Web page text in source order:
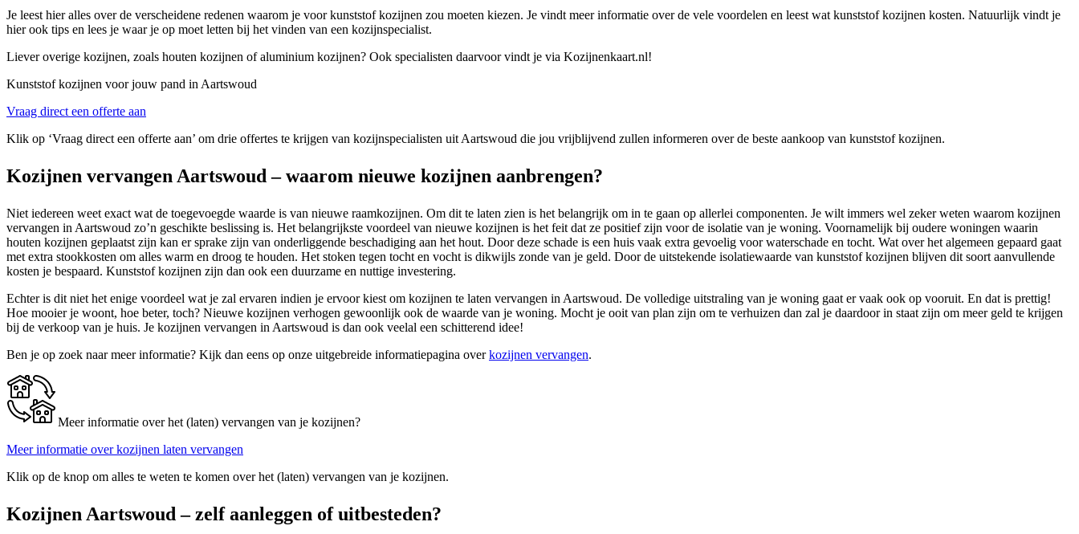
Je leest hier alles over de verscheidene redenen waarom je voor kunststof kozijnen zou moeten kiezen. Je vindt meer informatie over de vele voordelen en leest wat kunststof kozijnen kosten. Natuurlijk vindt je
hier ook tips en lees je waar je op moet letten bij het vinden van een kozijnspecialist.
Liever overige kozijnen, zoals houten kozijnen of aluminium kozijnen? Ook specialisten daarvoor vindt je via Kozijnenkaart.nl!
Kunststof kozijnen voor jouw pand in Aartswoud
Vraag direct een offerte aan
Klik op ‘Vraag direct een offerte aan’ om drie offertes te krijgen van kozijnspecialisten uit Aartswoud die jou vrijblijvend zullen informeren over de beste aankoop van kunststof kozijnen.
Kozijnen vervangen Aartswoud – waarom nieuwe kozijnen aanbrengen?
Niet iedereen weet exact wat de toegevoegde waarde is van nieuwe raamkozijnen. Om dit te laten zien is het belangrijk om in te gaan op allerlei componenten. Je wilt immers wel zeker weten waarom kozijnen
vervangen in Aartswoud zo’n geschikte beslissing is. Het belangrijkste voordeel van nieuwe kozijnen is het feit dat ze positief zijn voor de isolatie van je woning. Voornamelijk bij oudere woningen waarin
houten kozijnen geplaatst zijn kan er sprake zijn van onderliggende beschadiging aan het hout. Door deze schade is een huis vaak extra gevoelig voor waterschade en tocht. Wat over het algemeen gepaard gaat
met extra stookkosten om alles warm en droog te houden. Het stoken tegen tocht en vocht is dikwijls zonde van je geld. Door de uitstekende isolatiewaarde van kunststof kozijnen blijven dit soort aanvullende
kosten je bespaard. Kunststof kozijnen zijn dan ook een duurzame en nuttige investering.
Echter is dit niet het enige voordeel wat je zal ervaren indien je ervoor kiest om kozijnen te laten vervangen in Aartswoud. De volledige uitstraling van je woning gaat er vaak ook op vooruit. En dat is prettig!
Hoe mooier je woont, hoe beter, toch? Nieuwe kozijnen verhogen gewoonlijk ook de waarde van je woning. Mocht je ooit van plan zijn om te verhuizen dan zal je daardoor in staat zijn om meer geld te krijgen
bij de verkoop van je huis. Je kozijnen vervangen in Aartswoud is dan ook veelal een schitterend idee!
Ben je op zoek naar meer informatie? Kijk dan eens op onze uitgebreide informatiepagina overkozijnen vervangen.
Meer informatie over het (laten) vervangen van je kozijnen?
Meer informatie over kozijnen laten vervangen
Klik op de knop om alles te weten te komen over het (laten) vervangen van je kozijnen.
Kozijnen Aartswoud – zelf aanleggen of uitbesteden?